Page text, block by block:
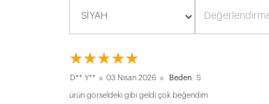
☆☆☆☆☆
★★★★★
D** Y** 03 Nisan 2026 Beden: S
ürün görseldeki gibi geldi çok beğendim